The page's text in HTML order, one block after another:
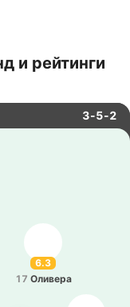
и рейтинги
3-5-2
6.3
17 Оли­ве­ра